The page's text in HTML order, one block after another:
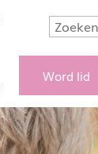
Word lid